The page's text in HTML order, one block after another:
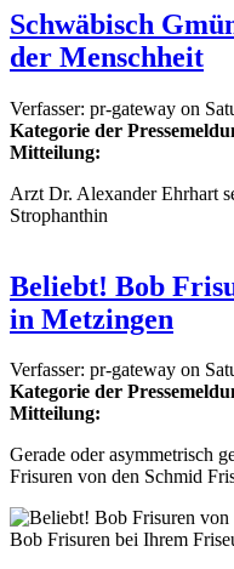
Schwäbisch
der Menschheit
Verfasser: pr-gateway on
Kategorie der
Mitteilung:
Arzt Dr. Alexander Ehrhart
Strophanthin
Beliebt! Bob
in Metzingen
Verfasser: pr-gateway on
Kategorie der
Mitteilung:
Gerade oder asymmetrisch
Frisuren von den Schmid
Bob Frisuren bei Ihrem